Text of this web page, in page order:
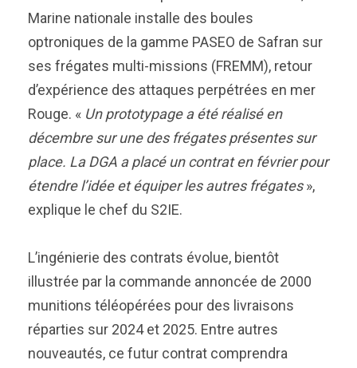
Marine nationale installe des boules
optroniques de la gamme PASEO de Safran sur
ses frégates multi-missions (FREMM), retour
d’expérience des attaques perpétrées en mer
Rouge. « Un prototypage a été réalisé en
décembre sur une des frégates présentes sur
place. La DGA a placé un contrat en février pour
étendre l’idée et équiper les autres frégates»,
explique le chef du S2IE.
L’ingénierie des contrats évolue, bientôt
illustrée par la commande annoncée de 2000
munitions téléopérées pour des livraisons
réparties sur 2024 et 2025. Entre autres
nouveautés, ce futur contrat comprendra